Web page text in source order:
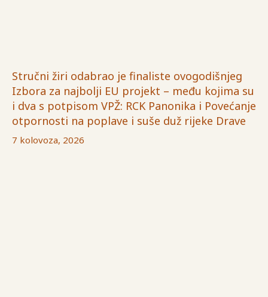
Stručni žiri odabrao je finaliste ovogodišnjeg
Izbora za najbolji EU projekt – među kojima su
i dva s potpisom VPŽ: RCK Panonika i Povećanje
otpornosti na poplave i suše duž rijeke Drave
7 kolovoza, 2026